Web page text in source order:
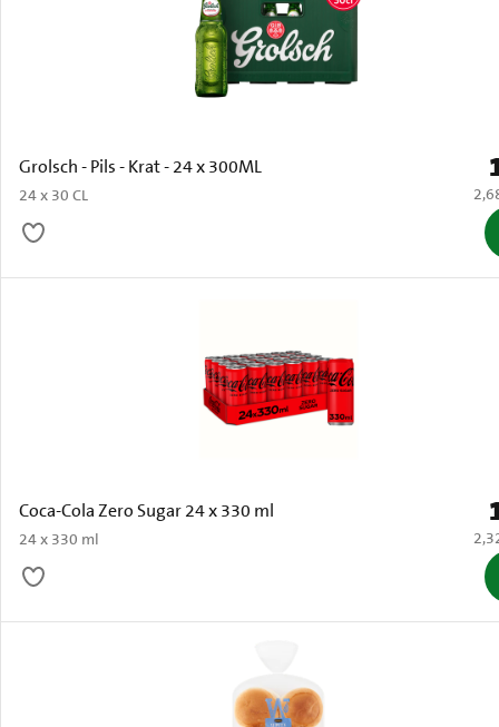
Grolsch - Pils - Krat - 24 x 300ML
24 x 30 CL €
Coca-Cola Zero Sugar 24 x 330 ml
24 x 330 ml €